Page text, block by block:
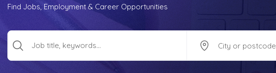
Find Jobs, Employment & Career Opportunities
City or postcode